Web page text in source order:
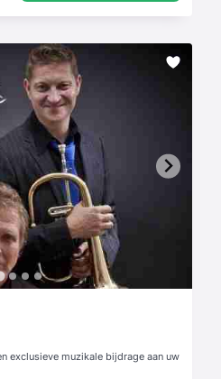
exclusieve muzikale bijdrage aan uw